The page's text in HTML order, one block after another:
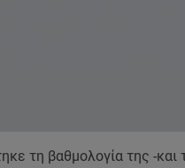
τη βαθμολογία της -και